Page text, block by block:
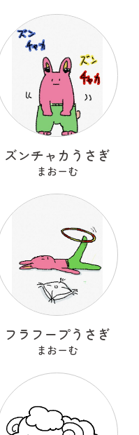
ズンチャカうさぎ
まおーむ
フラフープうさぎ
まおーむ